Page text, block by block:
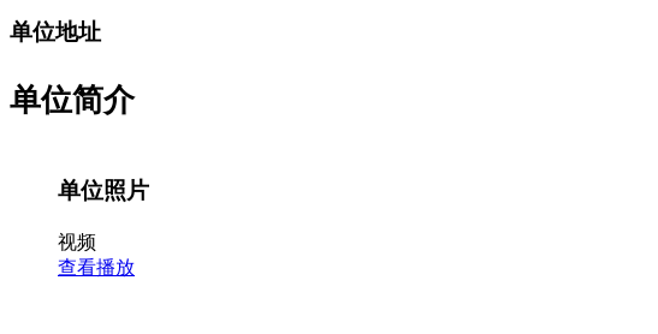
单位地址
单位简介
单位照片
视频
查看播放